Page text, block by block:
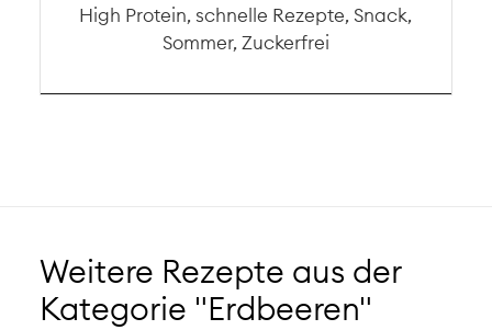
High Protein, schnelle Rezepte, Snack,
Sommer, Zuckerfrei
Weitere Rezepte aus der
Kategorie "Erdbeeren"